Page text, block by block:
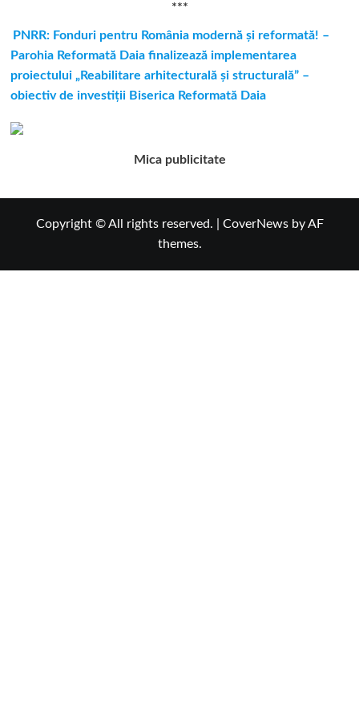
***
PNRR: Fonduri pentru România modernă și reformată! –
Parohia Reformată Daia finalizează implementarea
proiectului „Reabilitare arhitecturală și structurală” –
obiectiv de investiții Biserica Reformată Daia
Mica publicitate
Copyright © All rights reserved. CoverNewsby AF
themes.